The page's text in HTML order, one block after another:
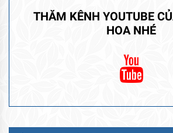
Lưới Che Nắng Thái Lan
Cây Da
45.000₫